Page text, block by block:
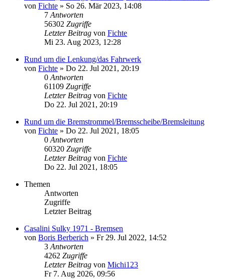
von Fichte » So 26. Mär 2023, 14:08
7Antworten
56302 Zugriffe
Letzter Beitrag von Fichte
Mi 23. Aug 2023, 12:28
Rund um die Lenkung/das Fahrwerk
von Fichte » Do 22. Jul 2021, 20:19
0Antworten
61109 Zugriffe
Letzter Beitrag von Fichte
Do 22. Jul 2021, 20:19
Rund um die Bremstrommel/Bremsscheibe/Bremsleitung
von Fichte » Do 22. Jul 2021, 18:05
0Antworten
60320 Zugriffe
Letzter Beitrag von Fichte
Do 22. Jul 2021, 18:05
Themen
Antworten
Zugriffe
Letzter Beitrag
Casalini Sulky 1971 - Bremsen
von Boris Berberich » Fr 29. Jul 2022, 14:52
3Antworten
4262 Zugriffe
Letzter Beitrag von Michi123
Fr 7. Aug 2026, 09:56